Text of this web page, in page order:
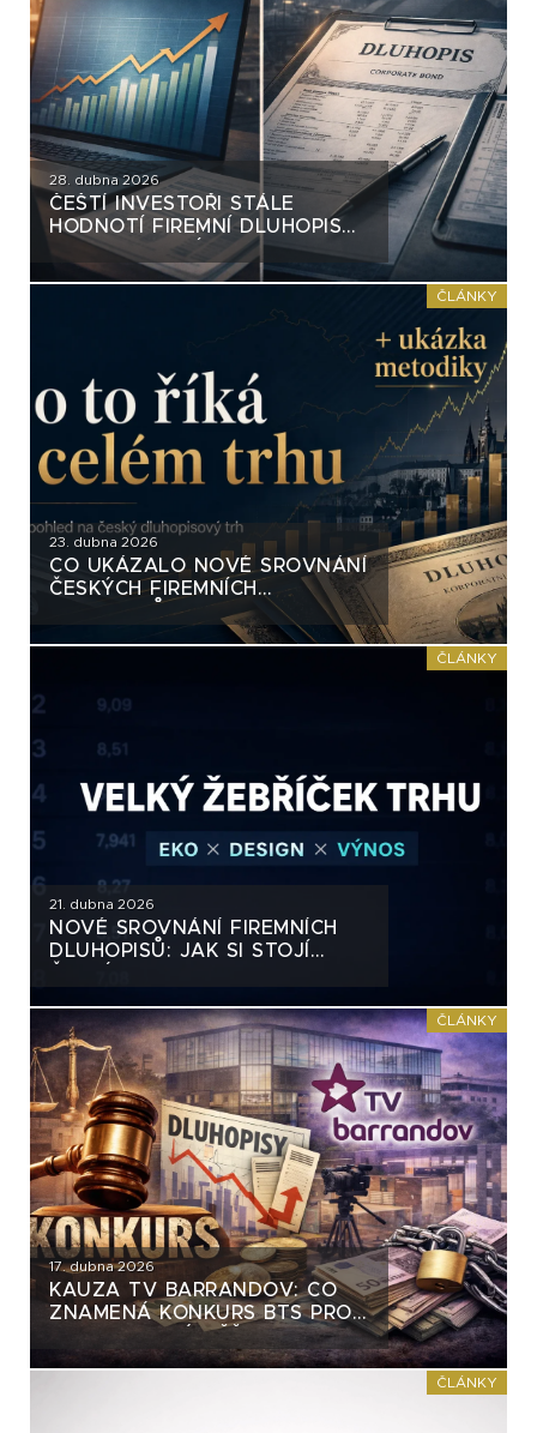
28. dubna 2026
ČEŠTÍ INVESTOŘI STÁLE
HODNOTÍ FIREMNÍ DLUHOPISY
OPTIKOU AKCIÍ. A FIRMY I
PORADCI TOHO VYUŽÍVAJÍ
ČLÁNKY
23. dubna 2026
CO UKÁZALO NOVÉ SROVNÁNÍ
ČESKÝCH FIREMNÍCH
ČLÁNKY
21. dubna 2026
NOVÉ SROVNÁNÍ FIREMNÍCH
DLUHOPISŮ: JAK SI STOJÍ
ČLÁNKY
17. dubna 2026
KAUZA TV BARRANDOV: CO
ZNAMENÁ KONKURS BTS PRO
DLUHOPISOVÉ VĚŘITELE S-24
ČLÁNKY